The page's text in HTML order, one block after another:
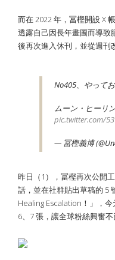
而在 2022 年，冨樫開設 X
透露自己因長年畫圖而導致
後再次進入休刊，並從週刊
No405、やってお
ムーン・ヒーリ
pic.twitter.com/
— 冨樫義博
昨日（1），冨樫再次公開
話，並在社群貼出草稿的 5
Healing Escalation！」，
6、7 張，讓全球粉絲興奮不